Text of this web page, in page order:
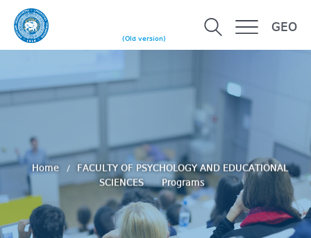
(Old version)
GEO
Home
FACULTY OF PSYCHOLOGY AND EDUCATIONAL
SCIENCES
Programs